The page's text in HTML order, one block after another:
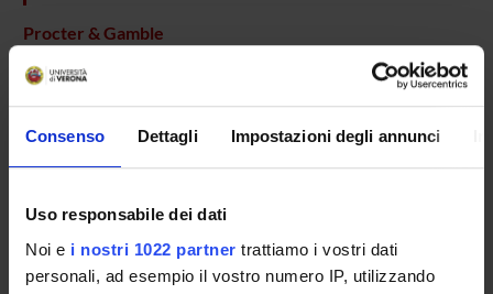
Consenso Dettagli Impostazioni degli annunci
Uso responsabile dei dati
Noi e i nostri 1022 partner trattiamo i vostri dati
personali, ad esempio il vostro numero IP, utilizzando
Procter & Gamble
assegnato e gestito dal Dipartimento
Professore associato
Luca Giuseppe Dalle Carbonare
Professore ordinario